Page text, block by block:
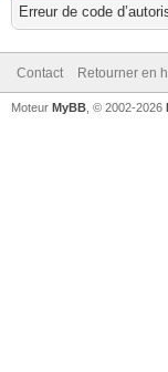
Erreur de code
Contact Retourner en
Moteur MyBB , © 2002-2026